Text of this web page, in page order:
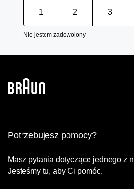
1 2 3
Nie jestem zadowolony
Potrzebujesz pomocy?
Masz pytania dotyczące jednego z
Jesteśmy tu, aby Ci pomóc.